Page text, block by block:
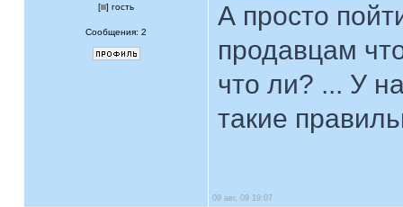
[ ] гость
Сообщения: 2
А просто
продавцам
что ли? ... У
такие
09 авг, 09 19:07